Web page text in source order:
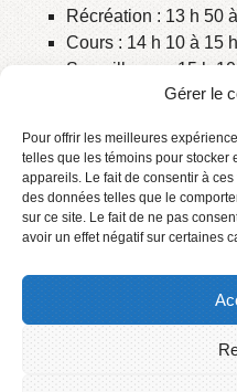
Gérer le
Pour offrir les meilleures
telles que les témoins pour stocker
appareils. Le fait de consentir à
des données telles que le
sur ce site. Le fait de ne pas
avoir un effet négatif sur certaines
Récréation : 13 h 50
Cours : 14 h 10 à 15
Surveillance : 15 h
07 h 45 à 11 h 30
12 h 30 à 15 h 45